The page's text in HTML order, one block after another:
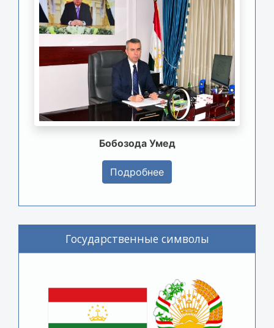
Бобозода Умед
Подробнее
Государственные символы